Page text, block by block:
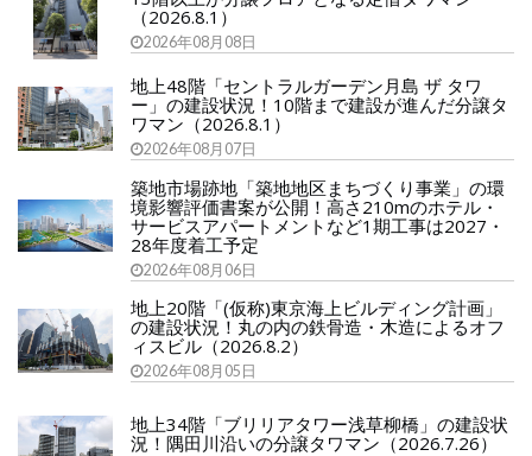
（2026.8.1）
2026年08月08日
地上48階「セントラルガーデン月島 ザ タワ
ー」の建設状況！10階まで建設が進んだ分譲タ
ワマン（2026.8.1）
2026年08月07日
築地市場跡地「築地地区まちづくり事業」の環
境影響評価書案が公開！高さ210mのホテル・
サービスアパートメントなど1期工事は2027・
28年度着工予定
2026年08月06日
地上20階「(仮称)東京海上ビルディング計画」
の建設状況！丸の内の鉄骨造・木造によるオフ
ィスビル（2026.8.2）
2026年08月05日
地上34階「ブリリアタワー浅草柳橋」の建設状
況！隅田川沿いの分譲タワマン（2026.7.26）